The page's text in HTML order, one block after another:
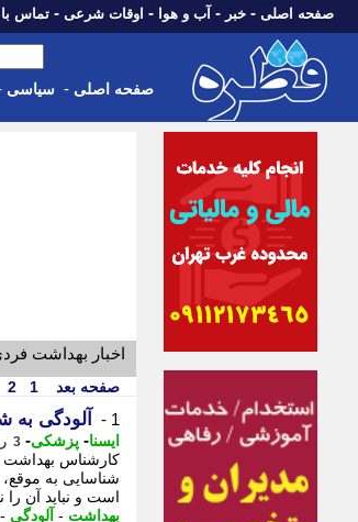
صفحه اصلی - خبر - آب و هوا - اوقات شرعی - تماس با
صفحه اصلی - سیاسی
اخبار بهداشت
صفحه بعد 1
2
1 - آلودگی
ایسنا- پزشکی- 3 روز پیش - چهارشنبه 14 مرداد 1405، 10:35
کارشناس
شناسایی به
است و نباید آن
بهداشت - آلودگی -